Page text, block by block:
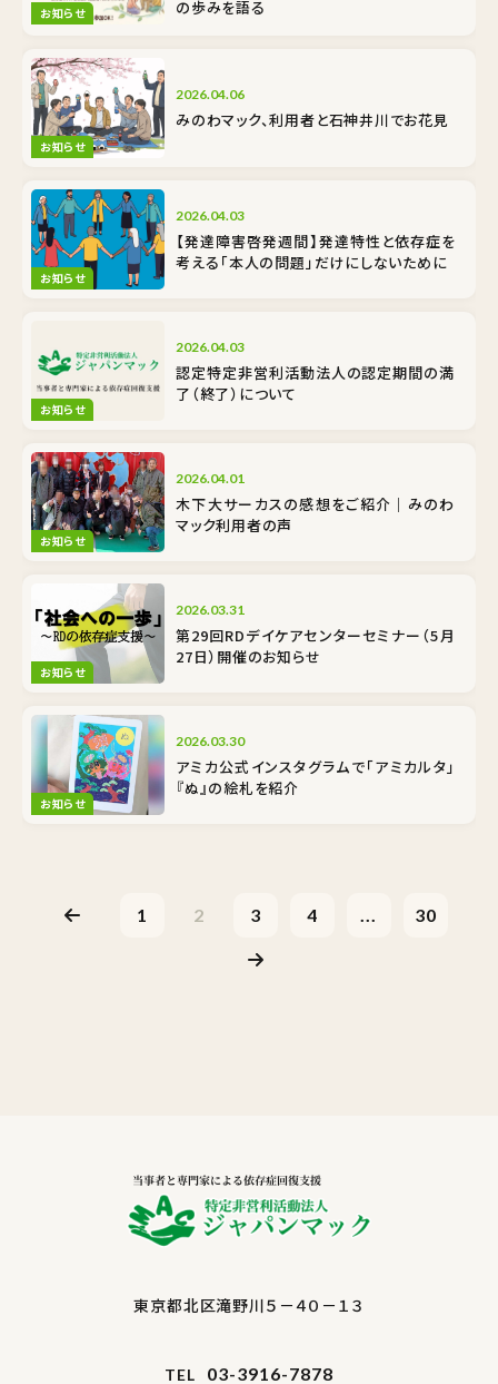
お知らせ
の歩みを語る
お知らせ
2026.04.06
みのわマック、利用者と石神井川でお花見
お知らせ
2026.04.03
【発達障害啓発週間】発達特性と依存症を
考える――「本人の問題」だけにしないために
お知らせ
2026.04.03
認定特定非営利活動法人の認定期間の満
了（終了）について
お知らせ
2026.04.01
木下大サーカスの感想をご紹介｜みのわ
マック利用者の声
お知らせ
2026.03.31
第29回RDデイケアセンターセミナー（5月
27日）開催のお知らせ
お知らせ
2026.03.30
アミカ公式インスタグラムで「アミカルタ」
『ぬ』の絵札を紹介
1 2 3 4 ... 30
東京都北区滝野川５－４０－１３
TEL 03-3916-7878